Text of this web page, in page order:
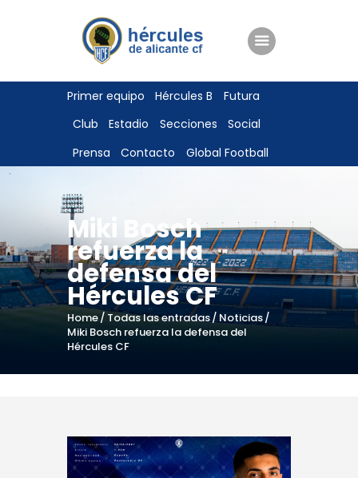
Primer equipo Hércules B
Futura
Club
Estadio Secciones
Social
Prensa
Contacto Global Football
Miki Bosch
refuerza la
defensa del
Hércules CF
Home Todas las entradas
Noticias
Miki Bosch refuerza la defensa del
Hércules CF
ENTRADAS
TIENDA
HÉRCULESCF100